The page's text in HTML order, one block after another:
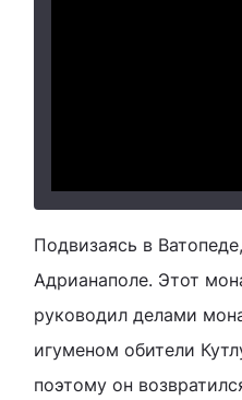
Подвизаясь в
Адрианаполе. Этот
руководил делами
игуменом обители
поэтому он